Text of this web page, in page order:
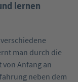
lernen
man durch die
Anfang an
neben dem